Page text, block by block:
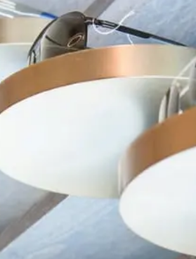
品墨鏡、名牌太陽眼